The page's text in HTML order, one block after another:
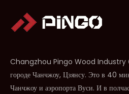
Changzhou Pingo Wood Industry
городе Чанчжоу, Цзянсу. Это в 40
Чанчжоу и аэропорта Вуси. И в